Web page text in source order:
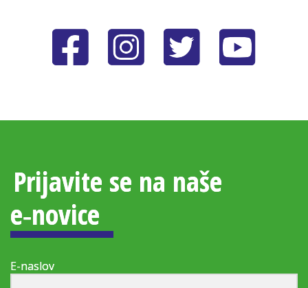
Prijavite se na naše
e‑novice
E-naslov